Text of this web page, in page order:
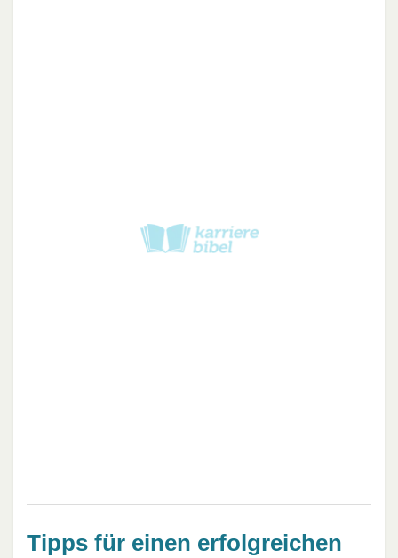
Tipps für einen erfolgreichen